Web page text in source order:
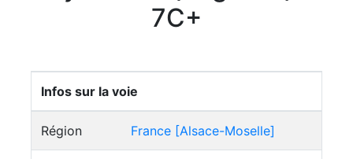
7C+
Infos sur la voie
Région France [Alsace-Moselle]